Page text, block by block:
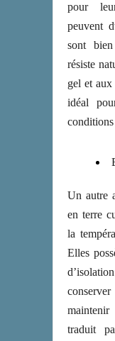
pour
peuvent
sont
résiste
gel et aux
idéal
Un autre
en terre
la
Elles
traduit